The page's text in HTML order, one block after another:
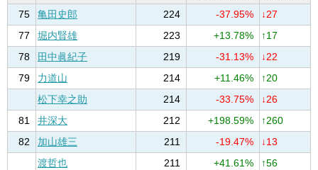
75
亀田史郎 224 -37.95%
↓27
77
堀内賢雄 223 +13.78%
↑17
78
田中眞紀子 219 -31.13%
↓22
79
力道山 214 +11.46%
↑20
松下幸之助
214 -33.75%
↓26
81
井深大 212 +198.59%
↑260
82
加山雄三 211 -19.47%
↓13
渡哲也
211 +41.61%
↑56